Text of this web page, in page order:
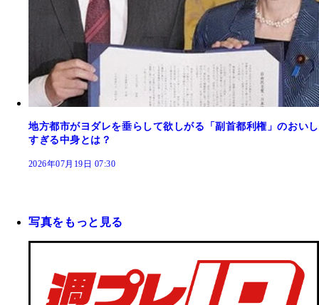
地方都市がヨダレを垂らして欲しがる「副首都利権」のおいし
すぎる中身とは？
2026年07月19日 07:30
写真をもっと見る